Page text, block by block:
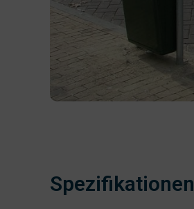
Spezifikationen